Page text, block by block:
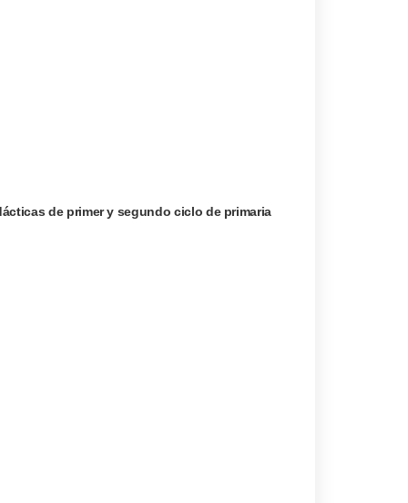
de primer y segundo ciclo de primaria